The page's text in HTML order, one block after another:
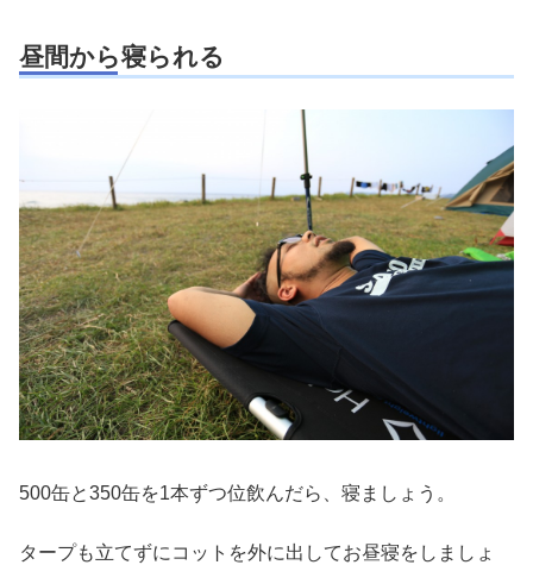
昼間から寝られる
500缶と350缶を1本ずつ位飲んだら、寝ましょう。
タープも立てずにコットを外に出してお昼寝をしましょ